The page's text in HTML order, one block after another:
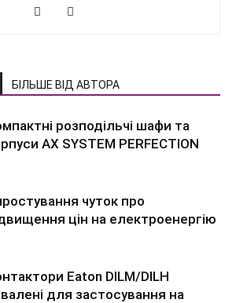
БІЛЬШЕ ВІД АВТОРА
розподільчі шафи та
AX SYSTEM PERFECTION
чуток про
цін на електроенергію
Eaton DILM/DILH
для застосування на